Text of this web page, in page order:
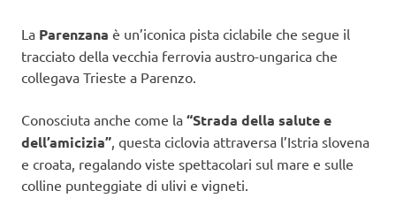
La Parenzana è un’iconica pista ciclabile che segue il
tracciato della vecchia ferrovia austro-ungarica che
collegava Trieste a Parenzo.
Conosciuta anche come la “Strada della salute e
dell’amicizia”, questa ciclovia attraversa l’Istria slovena
e croata, regalando viste spettacolari sul mare e sulle
colline punteggiate di ulivi e vigneti.